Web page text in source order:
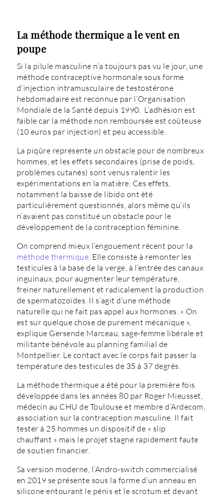
La méthode thermique a le vent en
poupe
Si la pilule masculine n’a toujours pas vu le jour, une
méthode contraceptive hormonale sous forme
d’injection intramusculaire de testostérone
hebdomadaire est reconnue par l’Organisation
Mondiale de la Santé depuis 1990. L’adhésion est
faible car la méthode non remboursée est coûteuse
(10 euros par injection) et peu accessible.
La piqûre représente un obstacle pour de nombreux
hommes, et les effets secondaires (prise de poids,
problèmes cutanés) sont venus ralentir les
expérimentations en la matière. Ces effets,
notamment la baisse de libido ont été
particulièrement questionnés, alors même qu’ils
n’avaient pas constitué un obstacle pour le
développement de la contraception féminine.
On comprend mieux l’engouement récent pour la
méthode thermique . Elle consiste à remonter les
testicules à la base de la verge, à l’entrée des canaux
inguinaux, pour augmenter leur température,
freiner naturellement et radicalement la production
de spermatozoïdes. Il s’agit d’une méthode
naturelle qui ne fait pas appel aux hormones. « On
est sur quelque chose de purement mécanique »,
explique Gersende Marceau, sage-femme libérale et
militante bénévole au planning familial de
Montpellier. Le contact avec le corps fait passer la
température des testicules de 35 à 37 degrés.
La méthode thermique a été pour la première fois
développée dans les années 80 par Roger Mieusset,
médecin au CHU de Toulouse et membre d’Ardecom,
association sur la contraception masculine. Il fait
tester à 25 hommes un dispositif de « slip
chauffant » mais le projet stagne rapidement faute
de soutien financier.
Sa version moderne, l’Andro-switch commercialisé
en 2019 se présente sous la forme d’un anneau en
silicone entourant le pénis et le scrotum et devant